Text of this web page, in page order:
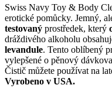
Swiss Navy Toy & Body
erotické pomůcky. Jemný,
testovaný prostředek, který
dráždivého alkoholu
levandule. Tento oblíbený
vylepšené o pěnový
Čistič můžete používat na
Vyrobeno v USA.